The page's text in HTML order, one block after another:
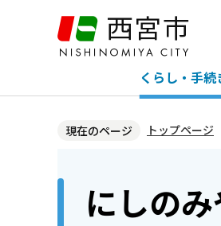
ジ
くらし・手続
現在のページ トップページ
にしの